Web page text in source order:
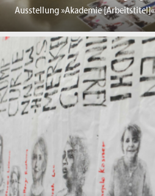
Ausstellung »Akademie [Arbeitstitel]«